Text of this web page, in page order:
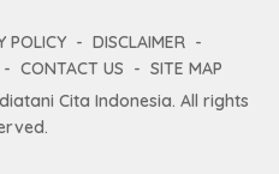
POLICY
DISCLAIMER
CONTACT US
SITE MAP
Cita Indonesia. All rights